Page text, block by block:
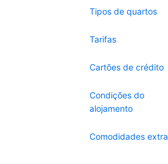
Tipos de quartos
Tarifas
Cartões de crédito
Condições do
alojamento
Comodidades extra